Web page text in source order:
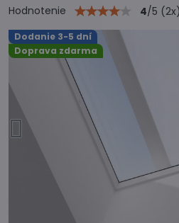
Dodanie 3-5 dní
Doprava zdarma
Hodnotenie 4/5 (2x)